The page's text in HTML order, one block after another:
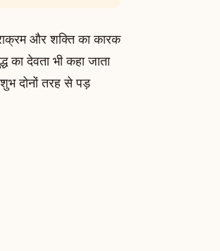
और शक्ति का कारक
का देवता भी कहा जाता
दोनों तरह से पड़